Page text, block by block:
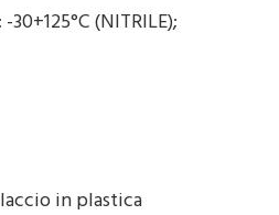
(NITRILE);
in plastica